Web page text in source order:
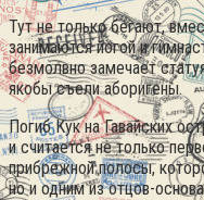
Тут не только бегают,
занимаются йогой и
безмолвно замечает
якобы съели аборигены.
Погиб Кук на Гавайских
и считается не только
прибрежной полосы,
но и одним из отцов-